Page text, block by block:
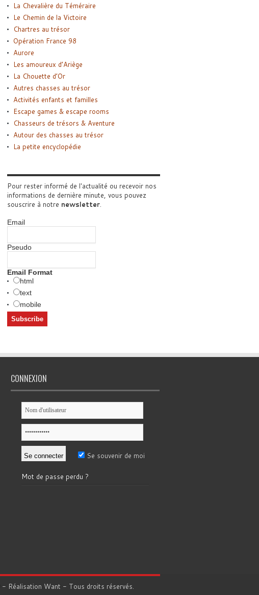
La Chevalière du Téméraire
Le Chemin de la Victoire
Chartres au trésor
Opération France 98
Aurore
Les amoureux d’Ariège
La Chouette d’Or
Autres chasses au trésor
Activités enfants et familles
Escape games & escape rooms
Chasseurs de trésors & Aventure
Autour des chasses au trésor
La petite encyclopédie
Pour rester informé de l'actualité ou recevoir nos
informations de dernière minute, vous pouvez
souscrire à notre newsletter.
Email
Pseudo
Email Format
html
text
mobile
CONNEXION
Se souvenir de moi
Mot de passe perdu ?
- Réalisation Want - Tous droits réservés.